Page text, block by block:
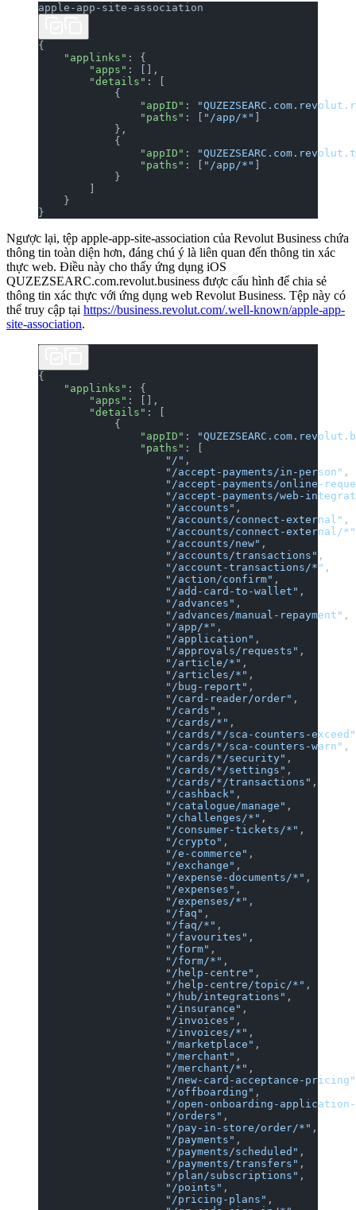
apple-app-site-association
{
    "applinks"
: {
        "apps"
: [],
        "details"
: [
            {
                "appID"
:
                "paths"
: [ "/app/*"
            },
            {
                "appID"
:
                "paths"
: [ "/app/*"
            }
    }
}
Ngược lại, tệp apple-app-site-association của Revolut Business chứa
thông tin toàn diện hơn, đáng chú ý là liên quan đến thông tin xác
thực web. Điều này cho thấy ứng dụng iOS
QUZEZSEARC.com.revolut.business được cấu hình để chia sẻ
thông tin xác thực với ứng dụng web Revolut Business. Tệp này có
thể truy cập tại https://business.revolut.com/.well-known/apple-app-
site-association.
{
    "applinks"
: {
        "apps"
: [],
        "details"
: [
            {
                "appID"
:
                "paths"
: [
                    "/"
,
                    "/accept-payments/in-person"
,
"/accept-payments/online-
"/accept-payments/web-
                    "/accounts"
,
                    "/accounts/connect-external"
,
                    "/accounts/connect-external/*"
                    "/accounts/new"
,
                    "/accounts/transactions"
,
                    "/account-transactions/*"
,
                    "/action/confirm"
,
                    "/add-card-to-wallet"
,
                    "/advances"
,
                    "/advances/manual-repayment"
,
                    "/app/*"
,
                    "/application"
,
                    "/approvals/requests"
,
                    "/article/*"
,
                    "/articles/*"
,
                    "/bug-report"
,
                    "/card-reader/order"
,
                    "/cards"
,
                    "/cards/*"
,
                    "/cards/*/sca-counters-exceed"
                    "/cards/*/sca-counters-warn"
,
                    "/cards/*/security"
,
                    "/cards/*/settings"
,
                    "/cards/*/transactions"
,
                    "/cashback"
,
                    "/catalogue/manage"
,
                    "/challenges/*"
,
                    "/consumer-tickets/*"
,
                    "/crypto"
,
                    "/e-commerce"
,
                    "/exchange"
,
                    "/expense-documents/*"
,
                    "/expenses"
,
                    "/expenses/*"
,
                    "/faq"
,
                    "/faq/*"
,
                    "/favourites"
,
                    "/form"
,
                    "/form/*"
,
                    "/help-centre"
,
                    "/help-centre/topic/*"
,
                    "/hub/integrations"
,
                    "/insurance"
,
                    "/invoices"
,
                    "/invoices/*"
,
                    "/marketplace"
,
                    "/merchant"
,
                    "/merchant/*"
,
                    "/new-card-acceptance-pricing"
                    "/offboarding"
,
"/open-onboarding-
                    "/orders"
,
                    "/pay-in-store/order/*"
,
                    "/payments"
,
                    "/payments/scheduled"
,
                    "/payments/transfers"
,
                    "/plan/subscriptions"
,
                    "/points"
,
                    "/pricing-plans"
,